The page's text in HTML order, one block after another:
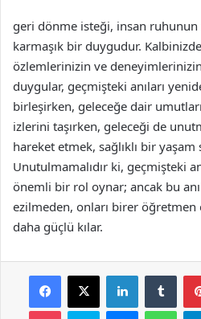
geri dönme isteği, insan
karmaşık bir duygudur.
özlemlerinizin ve deneyimlerinizin
duygular, geçmişteki anıları
birleşirken, geleceğe dair
izlerini taşırken, geleceği de
hareket etmek, sağlıklı bir yaşam
Unutulmamalıdır ki, geçmişteki
önemli bir rol oynar; ancak bu
ezilmeden, onları birer öğretmen
daha güçlü kılar.
Facebook
X LinkedIn
Pocket Skype Messenger